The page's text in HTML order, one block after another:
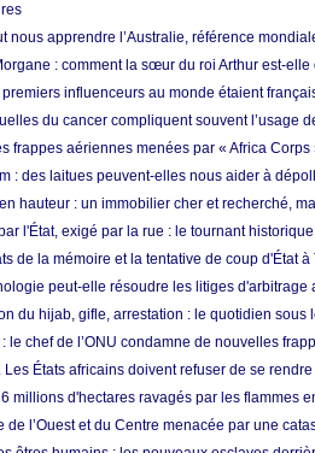
nous apprendre l’Australie, référence
: comment la sœur du roi Arthur est-
premiers influenceurs au monde étaient
du cancer compliquent souvent l’usage
frappes aériennes menées par « Africa
: des laitues peuvent-elles nous aider à
hauteur : un immobilier cher et recherché,
l'État, exigé par la rue : le tournant
de la mémoire et la tentative de coup d'État à
peut-elle résoudre les litiges d'arbitrage
du hijab, gifle, arrestation : le quotidien sous
le chef de l’ONU condamne de nouvelles
Les États africains doivent refuser de se
6 millions d'hectares ravagés par les flammes
de l’Ouest et du Centre menacée par une